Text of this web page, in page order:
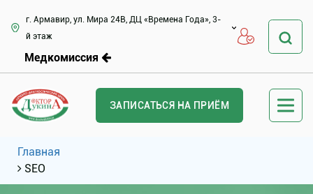
г. Армавир, ул. Мира 24В, ДЦ «Времена Года», 3-
й этаж
Медкомиссия
ЗАПИСАТЬСЯ НА ПРИЁМ
Главная
SEO